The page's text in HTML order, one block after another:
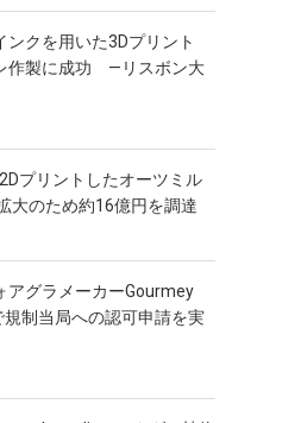
クを用いた3Dプリント
作製に成功 —リスボン大
プリントしたオーツミル
大のため約16億円を調達
アグラメーカーGourmey
制当局への認可申請を実